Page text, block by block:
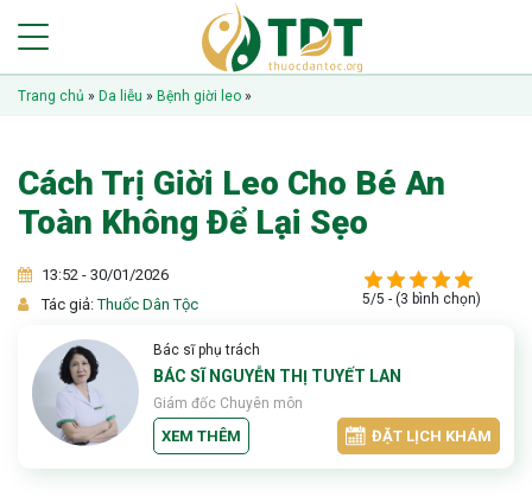
Trang chủ » Da liễu » Bệnh giời leo »
Cách Trị Giời Leo Cho Bé An
Toàn Không Để Lại Sẹo
13:52 - 30/01/2026
Tác giả:Thuốc Dân Tộc 5/5 - (3 bình chọn)
Bác sĩ phụ trách
BÁC SĨ NGUYỄN THỊ TUYẾT LAN
Giám đốc Chuyên môn
XEM THÊM ĐẶT LỊCH KHÁM